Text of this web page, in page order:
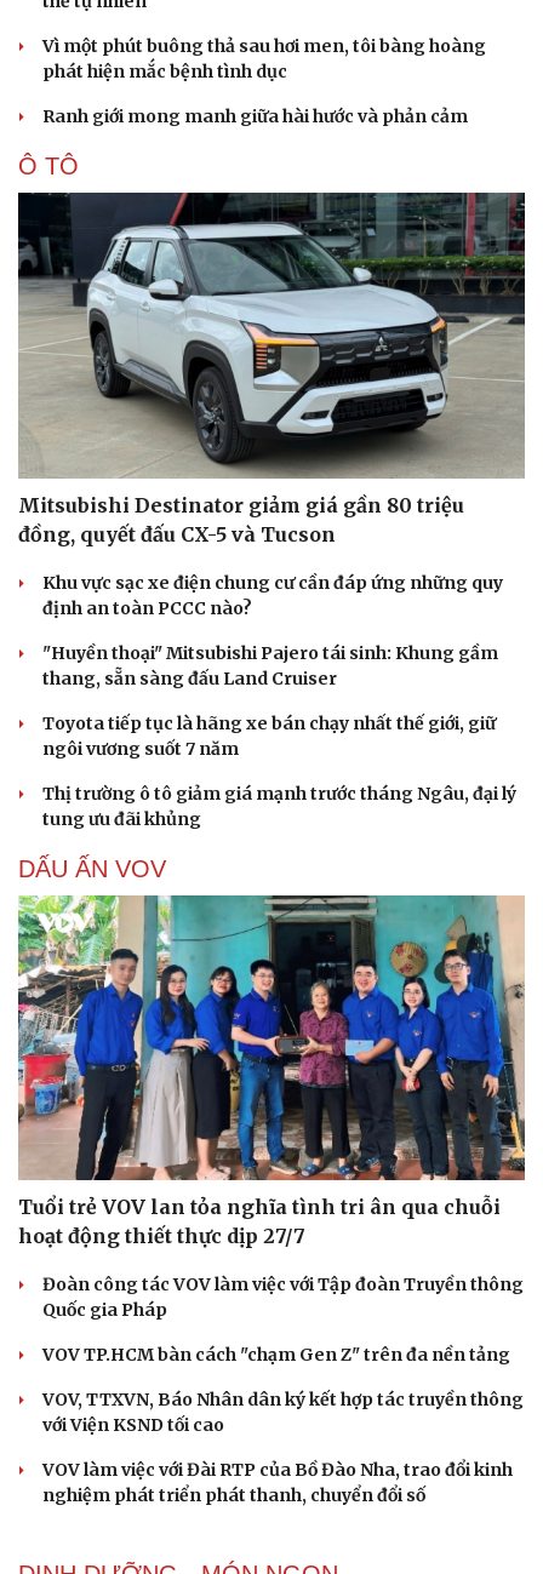
Vì một phút buông thả sau hơi men, tôi bàng hoàng
phát hiện mắc bệnh tình dục
Ranh giới mong manh giữa hài hước và phản cảm
Ô TÔ
Mitsubishi Destinator giảm giá gần 80 triệu
đồng, quyết đấu CX-5 và Tucson
Khu vực sạc xe điện chung cư cần đáp ứng những quy
định an toàn PCCC nào?
"Huyền thoại" Mitsubishi Pajero tái sinh: Khung gầm
thang, sẵn sàng đấu Land Cruiser
Toyota tiếp tục là hãng xe bán chạy nhất thế giới, giữ
ngôi vương suốt 7 năm
Thị trường ô tô giảm giá mạnh trước tháng Ngâu, đại lý
tung ưu đãi khủng
DẤU ẤN VOV
Tuổi trẻ VOV lan tỏa nghĩa tình tri ân qua chuỗi
hoạt động thiết thực dịp 27/7
Đoàn công tác VOV làm việc với Tập đoàn Truyền thông
Quốc gia Pháp
VOV TP.HCM bàn cách "chạm Gen Z" trên đa nền tảng
VOV, TTXVN, Báo Nhân dân ký kết hợp tác truyền thông
với Viện KSND tối cao
VOV làm việc với Đài RTP của Bồ Đào Nha, trao đổi kinh
nghiệm phát triển phát thanh, chuyển đổi số